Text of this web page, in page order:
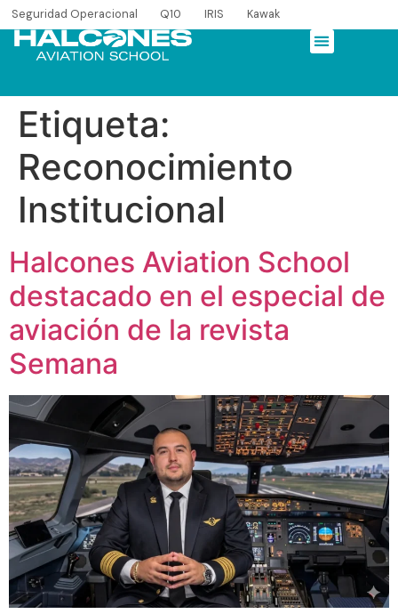
Seguridad Operacional Q10 IRIS Kawak
Etiqueta:
Reconocimiento
Institucional
Halcones Aviation School
destacado en el especial de
aviación de la revista
Semana